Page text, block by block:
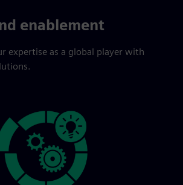
enablement
expertise as a global player with